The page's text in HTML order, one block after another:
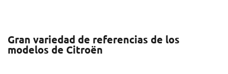
Gran variedad de referencias de los
modelos de Citroën